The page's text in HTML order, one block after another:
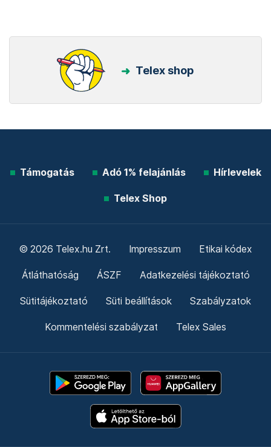
Telex shop
Támogatás Adó 1% felajánlás Hírlevelek
Telex Shop
© 2026 Telex.hu Zrt. Impresszum Etikai kódex
Átláthatóság ÁSZF Adatkezelési tájékoztató
Sütitájékoztató Süti beállítások Szabályzatok
Kommentelési szabályzat Telex Sales